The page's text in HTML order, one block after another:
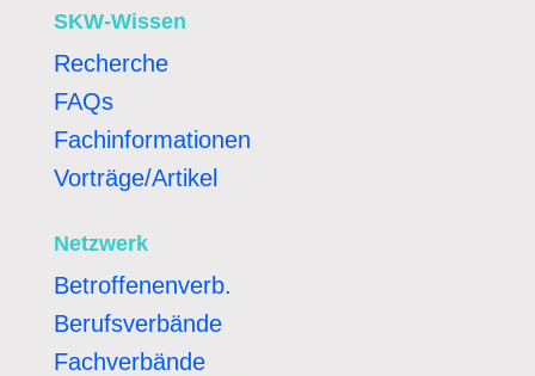
SKW-Wissen
Recherche
FAQs
Fachinformationen
Vorträge/Artikel
Netzwerk
Betroffenenverb.
Berufsverbände
Fachverbände